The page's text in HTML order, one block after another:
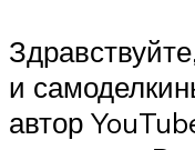
и
автор